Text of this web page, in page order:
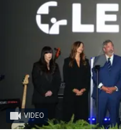
VIDEO